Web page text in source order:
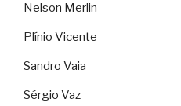
Nelson Merlin
Plínio Vicente
Sandro Vaia
Sérgio Vaz